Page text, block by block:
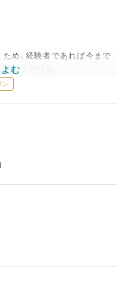
め、経験者であれば今まで
ップが可能。
です。
する仕事を決定していきま
ン